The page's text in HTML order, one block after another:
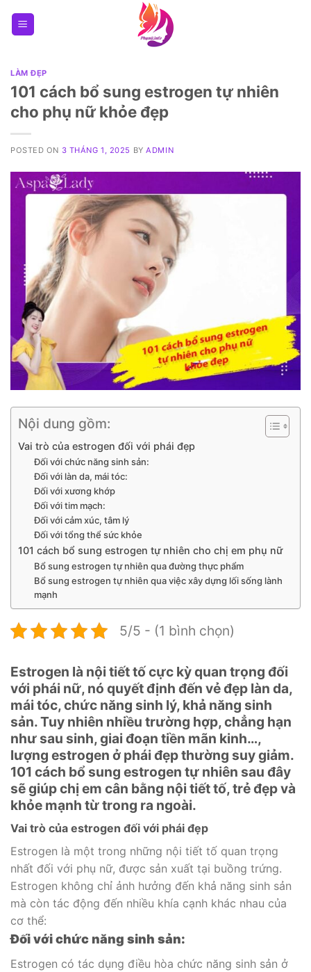
LÀM ĐẸP
101 cách bổ sung estrogen tự nhiên
cho phụ nữ khỏe đẹp
POSTED ON 3 THÁNG 1, 2025 BYADMIN
Nội dung gồm:
Vai trò của estrogen đối với phái đẹp
Đối với chức năng sinh sản:
Đối với làn da, mái tóc:
Đối với xương khớp
Đối với tim mạch:
Đối với cảm xúc, tâm lý
Đối với tổng thể sức khỏe
101 cách bổ sung estrogen tự nhiên cho chị em phụ nữ
Bổ sung estrogen tự nhiên qua đường thực phẩm
Bổ sung estrogen tự nhiên qua việc xây dựng lối sống lành
mạnh
5/5 - (1 bình chọn)
Estrogen là nội tiết tố cực kỳ quan trọng đối
với phái nữ, nó quyết định đến vẻ đẹp làn da,
mái tóc, chức năng sinh lý, khả năng sinh
sản. Tuy nhiên nhiều trường hợp, chẳng hạn
như sau sinh, giai đoạn tiền mãn kinh…,
lượng estrogen ở phái đẹp thường suy giảm.
101 cách bổ sung estrogen tự nhiên sau đây
sẽ giúp chị em cân bằng nội tiết tố, trẻ đẹp và
khỏe mạnh từ trong ra ngoài.
Vai trò của estrogen đối với phái đẹp
Estrogen là một trong những nội tiết tố quan trọng
nhất đối với phụ nữ, được sản xuất tại buồng trứng.
Estrogen không chỉ ảnh hưởng đến khả năng sinh sản
mà còn tác động đến nhiều khía cạnh khác nhau của
cơ thể:
Đối với chức năng sinh sản:
Estrogen có tác dụng điều hòa chức năng sinh sản ở